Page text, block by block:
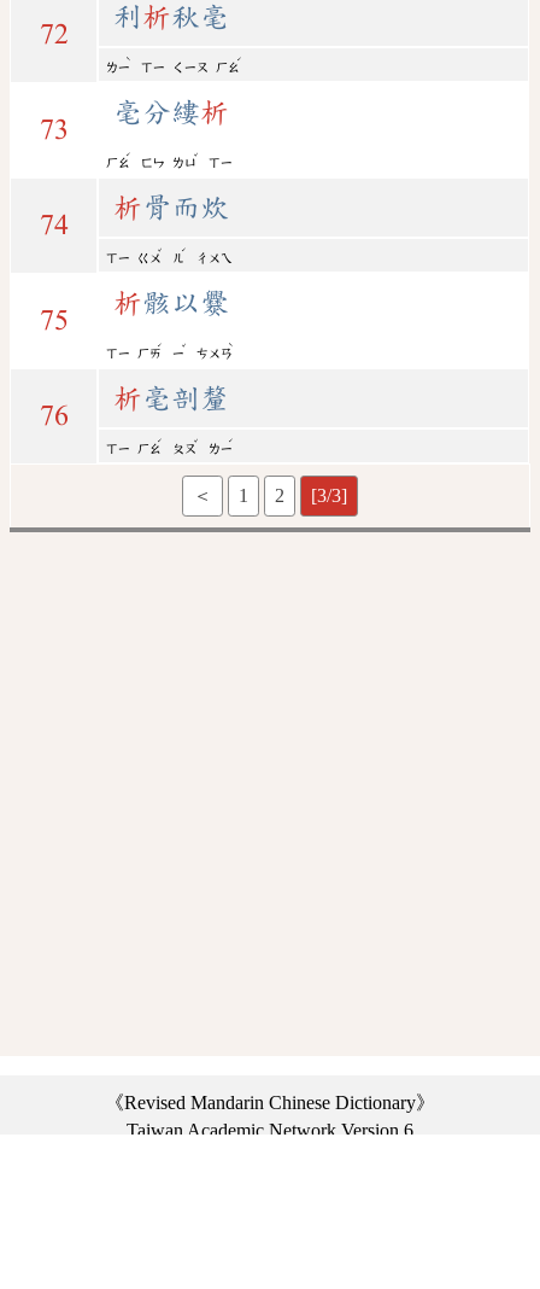
72
利析秋毫
ㄌㄧ
ˋ
ㄒㄧ ㄑㄧㄡ ㄏㄠ
ˊ
73
毫分縷析
ㄏㄠ
ˊ
ㄈㄣ ㄌㄩ
ˇ
ㄒㄧ
74
析 骨而炊
ㄒㄧ ㄍㄨ
ˇ
ㄦ
ˊ
ㄔㄨㄟ
75
析骸以爨
ㄒㄧ ㄏㄞ
ˊ
ㄧ
ˇ
ㄘㄨㄢ
ˋ
76
析 毫剖釐
ㄒㄧ ㄏㄠ
ˊ
ㄆㄡ
ˇ
ㄌㄧ
ˊ
＜ 1 2 [3/3]
《Revised Mandarin Chinese Dictionary》
Taiwan Academic Network Version 6